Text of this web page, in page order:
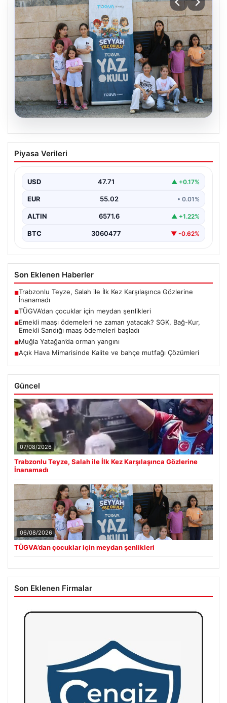
06.08.2026
TÜGVA’dan çocuklar için meydan
şenlikleri
Piyasa Verileri
USD 47.71 ▲ +0.17%
EUR 55.02 • 0.01%
ALTIN 6571.6 ▲ +1.22%
BTC 3060477 ▼ -0.62%
Son Eklenen Haberler
■Trabzonlu Teyze, Salah ile İlk Kez Karşılaşınca Gözlerine
İnanamadı
■TÜGVA’dan çocuklar için meydan şenlikleri
■Emekli maaşı ödemeleri ne zaman yatacak? SGK, Bağ-Kur,
Emekli Sandığı maaş ödemeleri başladı
■Muğla Yatağan’da orman yangını
■Açık Hava Mimarisinde Kalite ve bahçe mutfağı Çözümleri
Güncel
07/08/2026
Trabzonlu Teyze, Salah ile İlk Kez Karşılaşınca Gözlerine
İnanamadı
06/08/2026
TÜGVA’dan çocuklar için meydan şenlikleri
Son Eklenen Firmalar